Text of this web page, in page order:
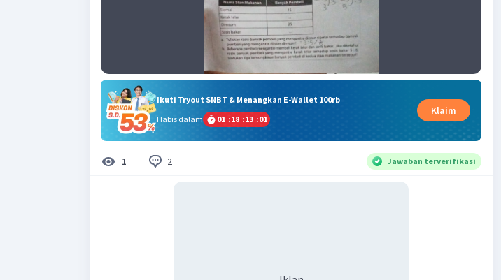
Ikuti Tryout SNBT & Menangkan E-Wallet 100rb
Habis dalam
01 :18 :13 :01
Klaim
1 2 Jawaban terverifikasi